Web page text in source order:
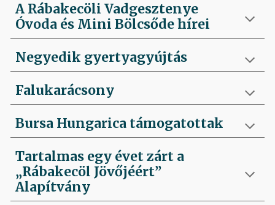
A Rábakecöli Vadgesztenye
Óvoda és Mini Bölcsőde hírei
Negyedik gyertyagyújtás
Falukarácsony
Bursa Hungarica támogatottak
Tartalmas egy évet zárt a
„Rábakecöl Jövőjéért”
Alapítvány